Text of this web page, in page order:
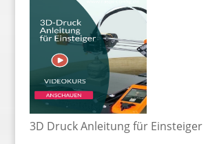
3D Druck Anleitung für Einsteiger